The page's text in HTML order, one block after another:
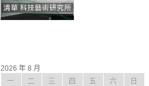
2026 年 8 月
一
二 三 四 五 六
日